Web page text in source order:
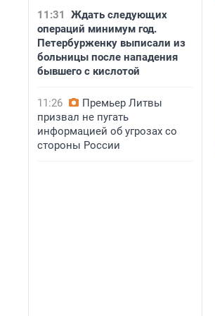
11:31
Ждать следующих
операций минимум год.
Петербурженку выписали из
больницы после нападения
бывшего с кислотой
11:26
Премьер Литвы
призвал не пугать
информацией об угрозах со
стороны России